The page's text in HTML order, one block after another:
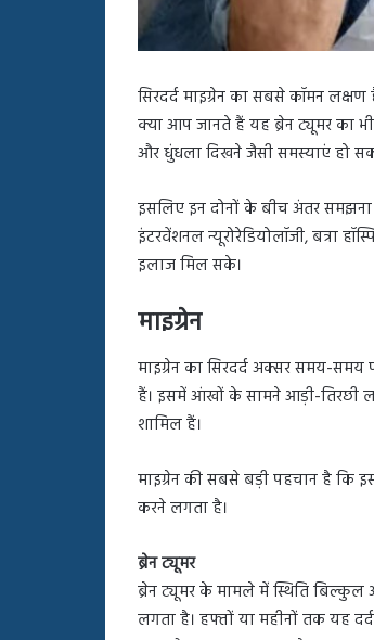
सिरदर्द माइग्रेन का सबसे कॉमन
क्या आप जानते हैं यह ब्रेन ट्यूमर का भी
और धुंधला दिखने जैसी समस्याएं हो
इसलिए इन दोनों के बीच अंतर समझना
इंटरवेंशनल न्यूरोरेडियोलॉजी, बत्रा
इलाज मिल सके।
माइग्रेन
माइग्रेन का सिरदर्द अक्सर समय-
हैं। इसमें आंखों के सामने आड़ी-तिरछी
शामिल हैं।
माइग्रेन की सबसे बड़ी पहचान है कि
करने लगता है।
ब्रेन ट्यूमर
ब्रेन ट्यूमर के मामले में स्थिति बिल्कुल
लगता है। हफ्तों या महीनों तक यह